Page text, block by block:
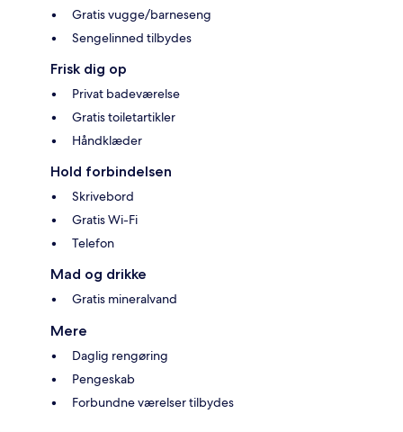
Gratis vugge/barneseng
Sengelinned tilbydes
Frisk dig op
Privat badeværelse
Gratis toiletartikler
Håndklæder
Hold forbindelsen
Skrivebord
Gratis Wi-Fi
Telefon
Mad og drikke
Gratis mineralvand
Mere
Daglig rengøring
Pengeskab
Forbundne værelser tilbydes